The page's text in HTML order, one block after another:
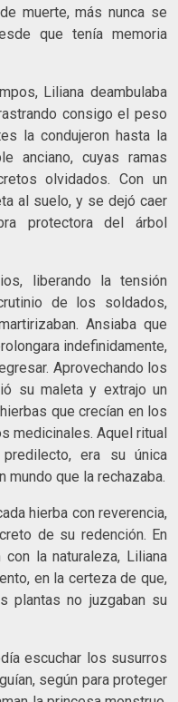
muerte, más nunca se
que tenía memoria
Liliana deambulaba
consigo el peso
la condujeron hasta la
anciano, cuyas ramas
olvidados. Con un
al suelo, y se dejó caer
protectora del árbol
liberando la tensión
de los soldados,
Ansiaba que
indefinidamente,
Aprovechando los
su maleta y extrajo un
que crecían en los
medicinales. Aquel ritual
era su única
mundo que la rechazaba.
hierba con reverencia,
de su redención. En
la naturaleza, Liliana
en la certeza de que,
plantas no juzgaban su
escuchar los susurros
según para proteger